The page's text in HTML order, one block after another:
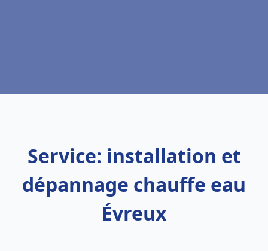
Service: installation et
dépannage chauffe eau
Évreux